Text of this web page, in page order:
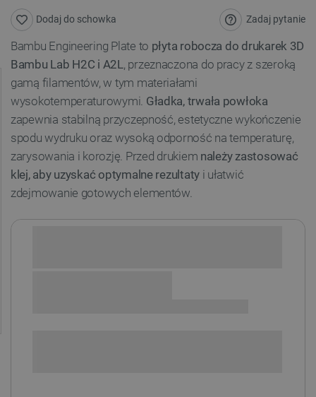
Zadaj pytanie
Dodaj do schowka
Bambu Engineering Plate to płyta robocza do drukarek 3D
Bambu Lab H2C i A2L, przeznaczona do pracy z szeroką
gamą filamentów, w tym materiałami
wysokotemperaturowymi. Gładka, trwała powłoka
zapewnia stabilną przyczepność, estetyczne wykończenie
spodu wydruku oraz wysoką odporność na temperaturę,
zarysowania i korozję. Przed drukiem należy zastosować
klej, aby uzyskać optymalne rezultaty i ułatwić
zdejmowanie gotowych elementów.